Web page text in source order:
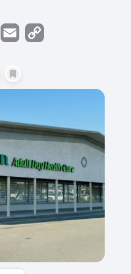
WhatsApp
Email